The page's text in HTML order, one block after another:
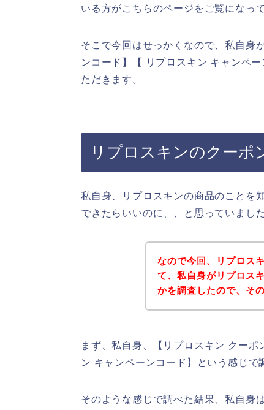
いる方がこちらのページをご覧になっ
そこで今回はせっかくなので、私自身
ンコード】【 リプロスキン キャンペ
ただきます。
リプロスキンのクーポ
私自身、リプロスキンの商品のことを
できたらいいのに、、と思っていました
なので今回、リプロス
て、私自身がリプロス
かを調査したので、そ
まず、私自身、【リプロスキン クー
ン キャンペーンコード】という感じで
そのような感じで調べた結果、私自身